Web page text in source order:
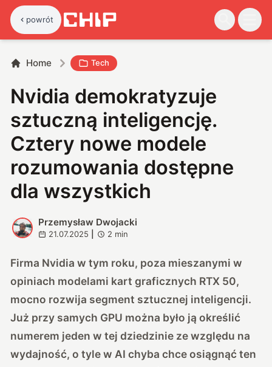
powrót
Home Tech
Nvidia demokratyzuje
sztuczną inteligencję.
Cztery nowe modele
rozumowania dostępne
dla wszystkich
P
Przemysław Dwojacki
21.07.2025 2 min
Firma Nvidia w tym roku, poza mieszanymi w
opiniach modelami kart graficznych RTX 50,
mocno rozwija segment sztucznej inteligencji.
Już przy samych GPU można było ją określić
numerem jeden w tej dziedzinie ze względu na
wydajność, o tyle w AI chyba chce osiągnąć ten